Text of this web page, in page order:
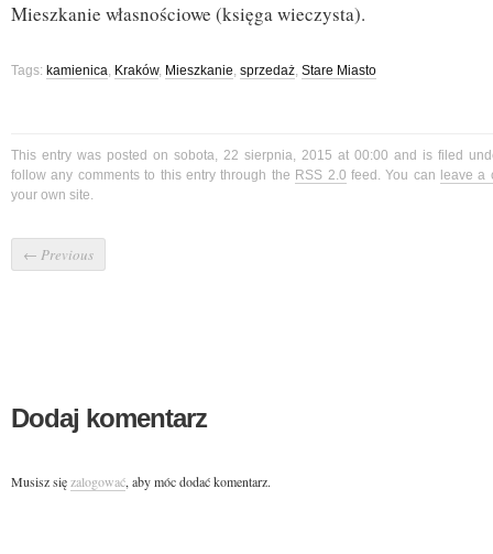
Mieszkanie własnościowe (księga wieczysta).
Tags: kamienica, Kraków, Mieszkanie, sprzedaż, Stare Miasto
This entry was posted on sobota, 22 sierpnia, 2015 at 00:00 and is filed
follow any comments to this entry through the RSS 2.0 feed. You can leave a
your own site.
← Previous
Dodaj komentarz
Musisz sięzalogować, aby móc dodać komentarz.